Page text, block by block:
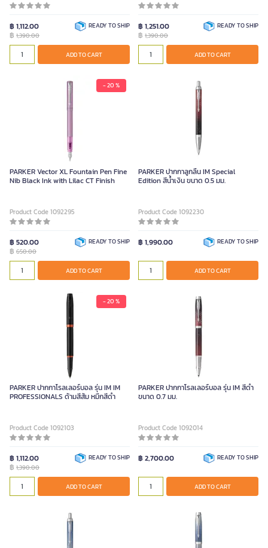
฿ 1,112.00
฿ 1,390.00
READY TO SHIP
ADD TO CART
฿ 1,251.00
฿ 1,390.00
READY TO SHIP
ADD TO CART
- 20 %
PARKER Vector XL Fountain Pen Fine
Nib Black Ink with Lilac CT Finish
Product Code 1092295
฿ 520.00
฿ 650.00
READY TO SHIP
ADD TO CART
PARKER ปากกาลูกลื่น IM Special
Edition สีน้ำเงิน ขนาด 0.5 มม.
Product Code 1092230
฿ 1,990.00 READY TO SHIP
ADD TO CART
- 20 %
PARKER ปากกาโรลเลอร์บอล รุ่น IM IM
PROFESSIONALS ด้ามสีส้ม หมึกสีดำ
Product Code 1092103
฿ 1,112.00
฿ 1,390.00
READY TO SHIP
ADD TO CART
PARKER ปากกาโรลเลอร์บอล รุ่น IM สีดำ
ขนาด 0.7 มม.
Product Code 1092014
฿ 2,700.00 READY TO SHIP
ADD TO CART